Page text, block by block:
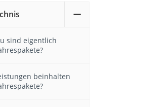
sind eigentlich
beinhalten